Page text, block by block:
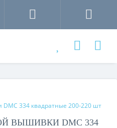
ВЫШИВКИ DMC 334